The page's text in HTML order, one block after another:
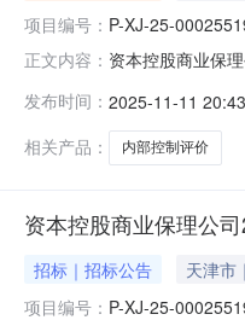
项目编号： P-XJ-25-
正文内容： 资本控股商业保
八、采购人及联
发布时间： 2025-11-11 20:43
相关产品：
内部控制评价
资本控股商业保理公
招标｜招标公告 天津市
项目编号： P-XJ-25-